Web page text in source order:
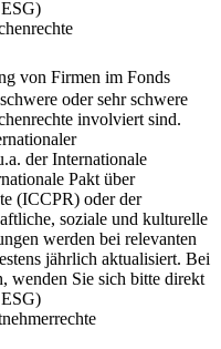
von Firmen im Fonds
oder sehr schwere
involviert sind.
der Internationale
Pakt über
(ICCPR) oder der
soziale und kulturelle
werden bei relevanten
jährlich aktualisiert. Bei
wenden Sie sich bitte direkt